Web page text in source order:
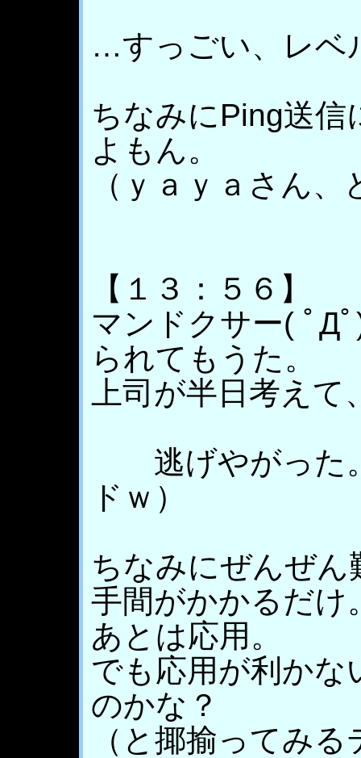
…すっごい、レ
ちなみにPing送信
よもん。
（ｙａｙａさん
【１３：５６】
マンドクサー( ﾟД
られてもうた。
上司が半日考え
逃げやがった
ドｗ）
ちなみにぜんぜん
手間がかかるだけ
あとは応用。
でも応用が利かな
のかな？
（と揶揄ってみ